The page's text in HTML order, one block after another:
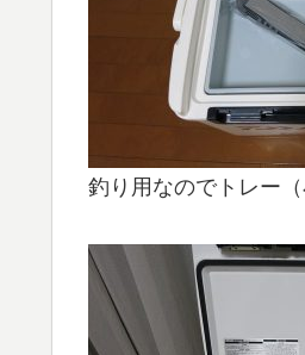
釣り用なのでトレー